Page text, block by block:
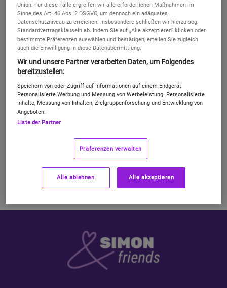
Telefon &SMSAllnet-Flat
in alle deutschen Netze
Freund:innen, Familie, Waschbären und
Kolleg:innen ohne Ende vollquatschen und
zutexten. Natürlich in alle deutschen Netze
und im TopLTE- und5G-Netzmit unserer
Flat
Union. Für diese Fälle ergreifen wir alle erforderlichen Maßnahmen im
Sinne des Art. 46 Abs. 2 DSGVO, um dennoch ein adäquates
Datenschutzniveau zu erreichen. Insbesondere schließen wir hierzu sog.
Standardvertragsklauseln ab. Indem Sie auf „Alle akzeptieren“ klicken oder
bestimmte Präferenzen auswählen und bestätigen, erteilen Sie zugleich
auch die Einwilligung in diese Datenübermittlung.
Wir und unsere Partner verarbeiten Daten, um Folgendes
bereitzustellen:
Speichern von oder Zugriff auf Informationen auf einem Endgerät.
Personalisierte Werbung und Messung von Werbeleistung. Personalisierte
Inhalte, Messung von Inhalten, Zielgruppenforschung und Entwicklung von
Angeboten.
Liste der Partner
Präferenzen verwalten
Alle ablehnen Alle akzeptieren